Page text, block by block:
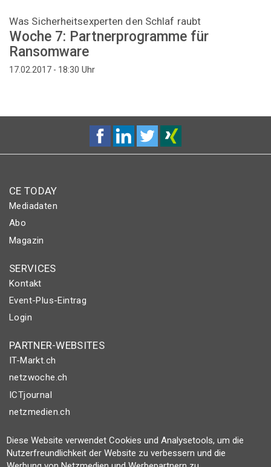
Was Sicherheitsexperten den Schlaf raubt
Woche 7: Partnerprogramme für
Ransomware
17.02.2017 - 18:30 Uhr
CE TODAY
Mediadaten
Abo
Magazin
SERVICES
Kontakt
Event-Plus-Eintrag
Login
PARTNER-WEBSITES
IT-Markt.ch
netzwoche.ch
ICTjournal
netzmedien.ch
© NETZMEDIEN AG 2026
Impressum
Diese Website verwendet Cookies und Analysetools, um die
Nutzerfreundlichkeit der Website zu verbessern und die